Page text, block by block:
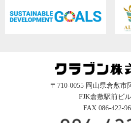
〒710-0055 岡山県倉敷市
FJK倉敷駅前ビ
FAX 086-422-